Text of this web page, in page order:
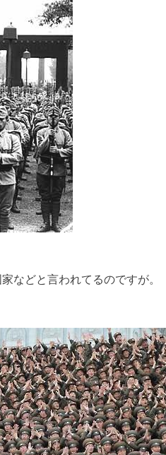
などと言われてるのですが。